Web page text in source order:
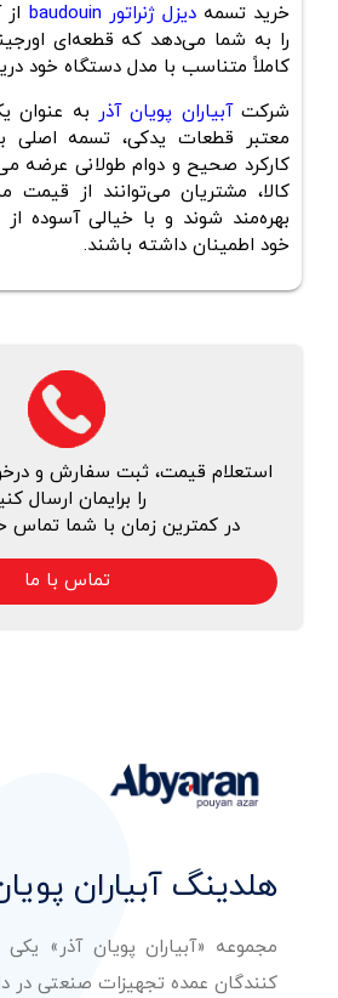
خرید تسمهدیزل ژنراتور baudouin
را به شما می‌دهد که قطعه‌ای
کاملاً متناسب با مدل دستگاه خود
شرکتآبیاران پویان آذر به‌ عنوان
معتبر قطعات یدکی، تسمه‌ اصلی
کارکرد صحیح و دوام طولانی عرضه
کالا، مشتریان می‌توانند از قیمت
بهره‌مند شوند و با خیالی آسوده از
خود اطمینان داشته باشند.
استعلام قیمت، ثبت سفارش و
را برایمان ارسال
در کمترین زمان با شما تماس
تماس با ما
هلدینگ آبیاران
مجموعه «آبیاران پویان آذر» یکی
کنندگان عمده تجهیزات صنعتی